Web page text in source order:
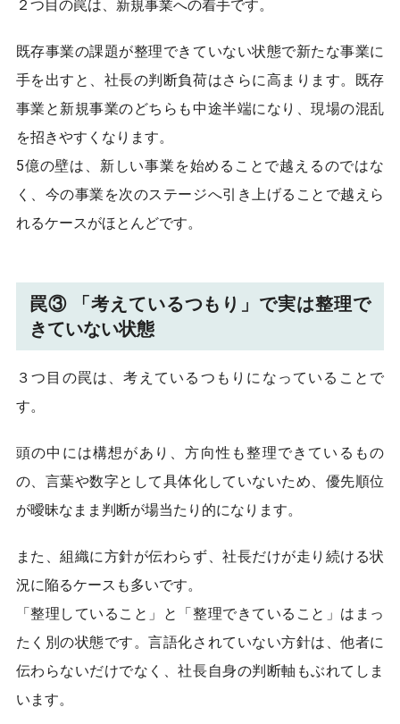
２つ目の罠は、新規事業への着手です。
既存事業の課題が整理できていない状態で新たな事業に
手を出すと、社長の判断負荷はさらに高まります。既存
事業と新規事業のどちらも中途半端になり、現場の混乱
を招きやすくなります。
5億の壁は、新しい事業を始めることで越えるのではな
く、今の事業を次のステージへ引き上げることで越えら
れるケースがほとんどです。
罠③ 「考えているつもり」で実は整理で
きていない状態
３つ目の罠は、考えているつもりになっていることで
す。
頭の中には構想があり、方向性も整理できているもの
の、言葉や数字として具体化していないため、優先順位
が曖昧なまま判断が場当たり的になります。
また、組織に方針が伝わらず、社長だけが走り続ける状
況に陥るケースも多いです。
「整理していること」と「整理できていること」はまっ
たく別の状態です。言語化されていない方針は、他者に
伝わらないだけでなく、社長自身の判断軸もぶれてしま
います。